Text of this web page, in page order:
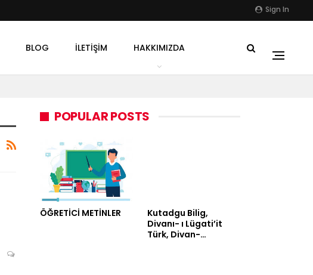
Sign In
BLOG İLETIŞIM HAKKIMIZDA
POPULAR POSTS
ÖĞRETİCİ METİNLER
Kutadgu Bilig,
Divanı- ı Lügati’it
Türk, Divan-…